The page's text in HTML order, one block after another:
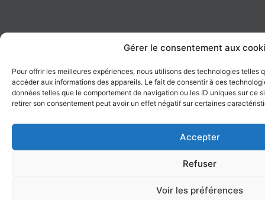
Gérer le consentement aux
Pour offrir les meilleures expériences, nous utilisons des technologies telles
accéder aux informations des appareils. Le fait de consentir à ces
données telles que le comportement de navigation ou les ID uniques sur ce
retirer son consentement peut avoir un effet négatif sur certaines
Accepter
Refuser
Voir les préférences